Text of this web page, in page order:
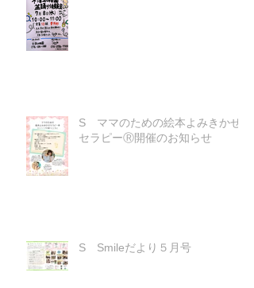
S ママのための絵本よみきかせ
セラピーⓇ開催のお知らせ
S Smileだより５月号